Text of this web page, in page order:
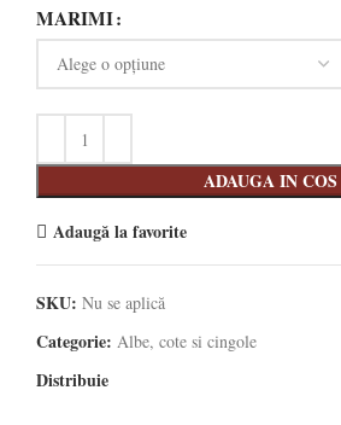
MARIMI
ADAUGA IN COS
Adaugă la favorite
SKU: Nu se aplică
Categorie: Albe, cote si cingole
Distribuie